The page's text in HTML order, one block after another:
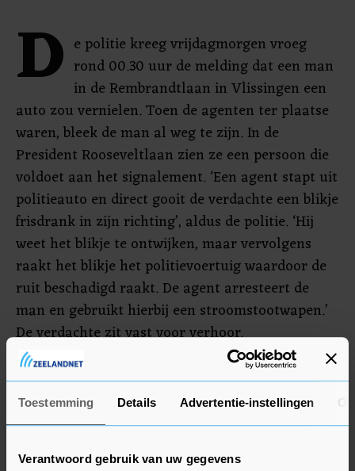
Toestemming Details Advertentie-instellingen
Verantwoord gebruik van uw gegevens
D e politie kreeg vrijdagmorgen vroeg
rond 00.30 uur de melding dat een man
in de Rembrandtlaan in Vlissingen een
auto zou vernielen. Toen de agenten ter plaatse
waren, bleek de man al weg te zijn. In de
President Rooseveltlaan zien ze een persoon die
voldoet aan het signalement. ‘Een agent stapt uit
politieauto en direct gooit de verdachte een blikje
frisdrank in zijn richting’, aldus de politie. ‘Hij
weet het blikje te ontwijken, maar vervolgens
raakt het blikje het politievoertuig waardoor de
ruit beschadigd raakt. De agent arresteert de
man en gebruikt hierbij een stroomstootwapen.’
De verdachte zit vast voor verhoor.